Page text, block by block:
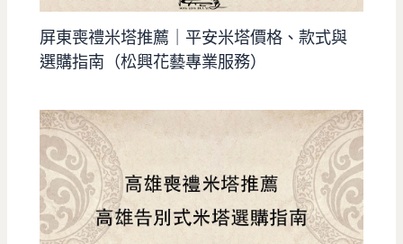
屏東喪禮米塔推薦｜平安米塔價格、款式與
選購指南（松興花藝專業服務）